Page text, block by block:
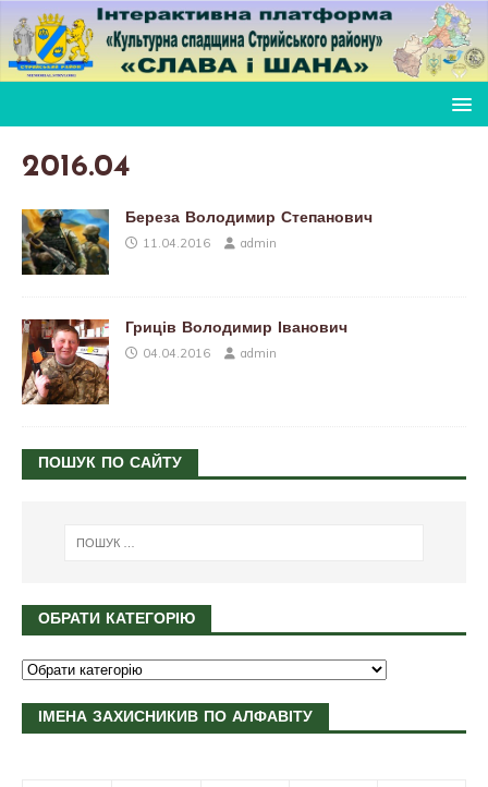
2016.04
Береза Володимир Степанович
11.04.2016 admin
Гриців Володимир Іванович
04.04.2016 admin
ПОШУК ПО САЙТУ
ОБРАТИ КАТЕГОРІЮ
ІМЕНА ЗАХИСНИКИВ ПО АЛФАВІТУ